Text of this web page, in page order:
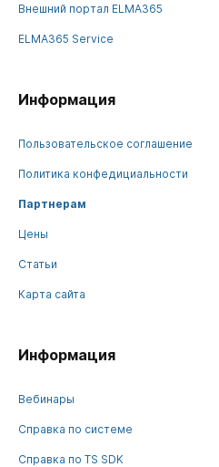
Внешний портал ELMA365
ELMA365 Service
Информация
Пользовательское соглашение
Политика конфедициальности
Партнерам
Цены
Статьи
Карта сайта
Информация
Вебинары
Справка по системе
Справка по TS SDK